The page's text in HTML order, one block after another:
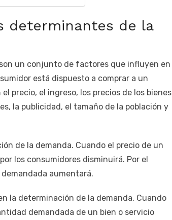
determinantes de la
un conjunto de factores que influyen en
está dispuesto a comprar a un
precio, el ingreso, los precios de los bienes
la publicidad, el tamaño de la población y
de la demanda. Cuando el precio de un
los consumidores disminuirá. Por el
aumentará.
la determinación de la demanda. Cuando
demandada de un bien o servicio